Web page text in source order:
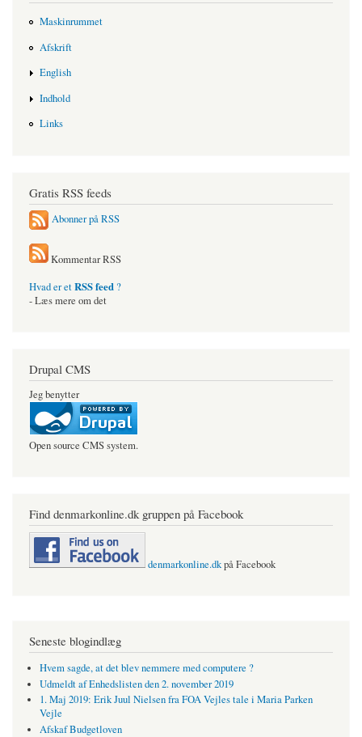
Maskinrummet
Afskrift
English
Indhold
Links
Gratis RSS feeds
Abonner på RSS
Kommentar RSS
Hvad er etRSS feed ?
- Læs mere om det
Drupal CMS
Jeg benytter
Open source CMS system.
Find denmarkonline.dk gruppen på Facebook
denmarkonline.dkpå Facebook
Seneste blogindlæg
Hvem sagde, at det blev nemmere med computere ?
Udmeldt af Enhedslisten den 2. november 2019
1. Maj 2019: Erik Juul Nielsen fra FOA Vejles tale i Maria Parken
Vejle
Afskaf Budgetloven